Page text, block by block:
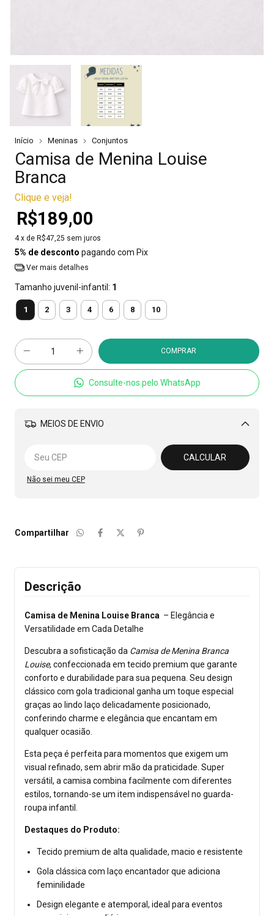
Início Meninas Conjuntos
Camisa de Menina Louise
Branca
Clique e veja!
R$189,00
4 x de R$47,25 sem juros
5% de desconto pagando com Pix
Ver mais detalhes
Tamanho juvenil-infantil: 1
1 2 3 4 6 8 10
Consulte-nos pelo WhatsApp
MEIOS DE ENVIO
Alterar CEP
CALCULAR
Não sei meu CEP
Compartilhar
Descrição
Camisa de Menina Louise Branca – Elegância e
Versatilidade em Cada Detalhe
Descubra a sofisticação da Camisa de Menina Branca
Louise, confeccionada em tecido premium que garante
conforto e durabilidade para sua pequena. Seu design
clássico com gola tradicional ganha um toque especial
graças ao lindo laço delicadamente posicionado,
conferindo charme e elegância que encantam em
qualquer ocasião.
Esta peça é perfeita para momentos que exigem um
visual refinado, sem abrir mão da praticidade. Super
versátil, a camisa combina facilmente com diferentes
estilos, tornando-se um item indispensável no guarda-
roupa infantil.
Destaques do Produto:
Tecido premium de alta qualidade, macio e resistente
Gola clássica com laço encantador que adiciona
feminilidade
Design elegante e atemporal, ideal para eventos